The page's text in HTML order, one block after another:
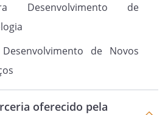
Desenvolvimento de
de Novos
oferecido pela